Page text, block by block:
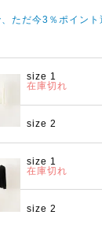
ただ今3％ポイント
size 1
在庫切れ
size 2
size 1
在庫切れ
size 2